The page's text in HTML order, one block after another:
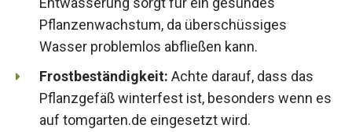
Pflanzenwachstum, da überschüssiges
Wasser problemlos abfließen kann.
Frostbeständigkeit: Achte darauf, dass das
Pflanzgefäß winterfest ist, besonders wenn es
auf tomgarten.de eingesetzt wird.